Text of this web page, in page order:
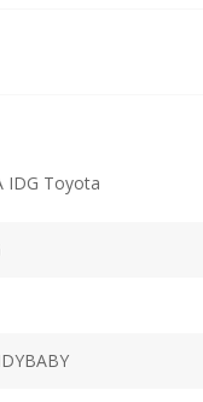
IDG Toyota